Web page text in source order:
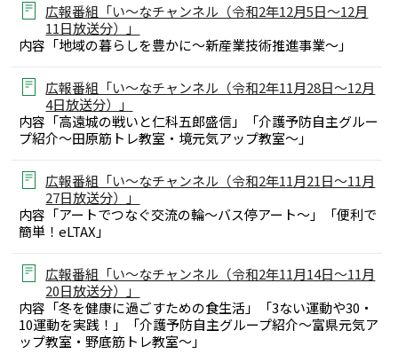
広報番組「い～なチャンネル（令和2年12月5日～12月
11日放送分）」
内容「地域の暮らしを豊かに～新産業技術推進事業～」
広報番組「い～なチャンネル（令和2年11月28日～12月
4日放送分）」
内容「高遠城の戦いと仁科五郎盛信」「介護予防自主グルー
プ紹介～田原筋トレ教室・境元気アップ教室～」
広報番組「い～なチャンネル（令和2年11月21日～11月
27日放送分）」
内容「アートでつなぐ交流の輪～バス停アート～」「便利で
簡単！eLTAX」
広報番組「い～なチャンネル（令和2年11月14日～11月
20日放送分）」
内容「冬を健康に過ごすための食生活」「3ない運動や30・
10運動を実践！」「介護予防自主グループ紹介～富県元気ア
ップ教室・野底筋トレ教室～」